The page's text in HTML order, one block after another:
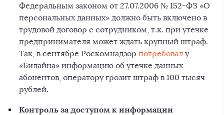
Федеральным законом от 27.07.2006 № 152-ФЗ «О
персональных данных» должно быть включено в
трудовой договор с сотрудником, т.к. при утечке
предпринимателя может ждать крупный штраф.
Так, в сентябре Роскомнадзор потребовал у
«Билайна» информацию об утечке данных
абонентов, оператору грозит штраф в 100 тысяч
рублей.
Контроль за доступом к информации